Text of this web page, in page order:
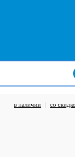
в наличии со